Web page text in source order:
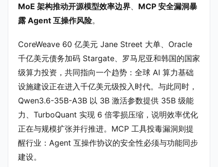
MoE 架构推动开源模型效率边界、 MCP 安全漏洞暴
露 Agent 互操作风险。
CoreWeave 60 亿美元 Jane Street 大单、Oracle
千亿美元债务加码 Stargate、罗马尼亚和韩国的国家
级算力投资，共同指向一个趋势：全球 AI 算力基础
设施建设正在进入千亿美元级投入时代。与此同时，
Qwen3.6-35B-A3B 以 3B 激活参数提供 35B 级能
力、TurboQuant 实现 6 倍零损压缩，说明效率优化
正在与规模扩张并行推进。MCP 工具投毒漏洞则提
醒行业：Agent 互操作协议的安全性必须与功能同步
建设。